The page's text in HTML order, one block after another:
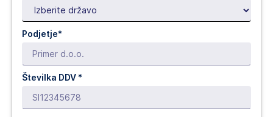
Podjetje*
Številka DDV *